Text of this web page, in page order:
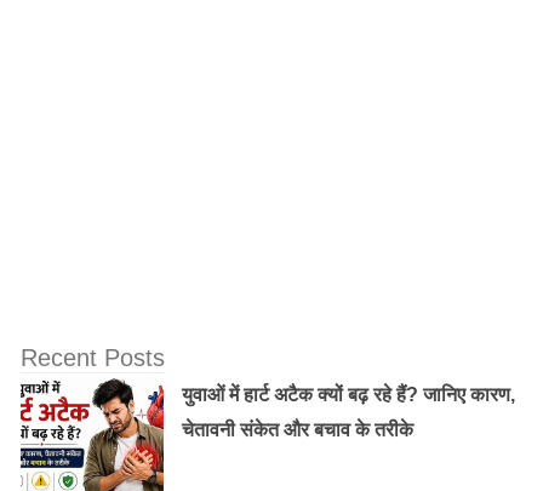
Recent Posts
युवाओं में हार्ट अटैक क्यों बढ़ रहे हैं? जानिए कारण,
चेतावनी संकेत और बचाव के तरीके